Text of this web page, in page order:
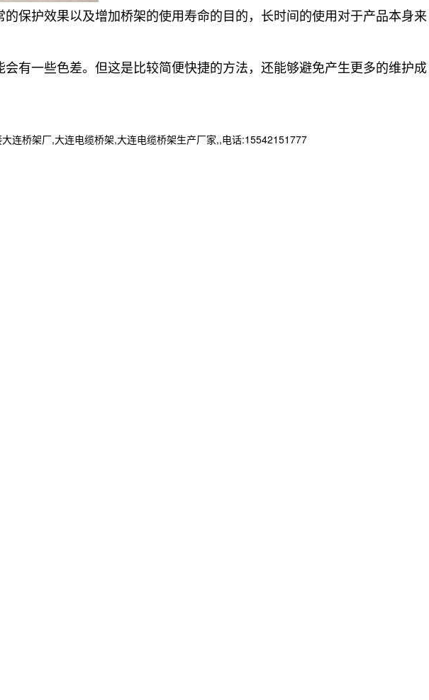
保护效果以及增加桥架的使用寿命的目的，长时间的使用对于产品本身来
有一些色差。但这是比较简便快捷的方法，还能够避免产生更多的维护成
连桥架厂,大连电缆桥架,大连电缆桥架生产厂家,,电话:15542151777